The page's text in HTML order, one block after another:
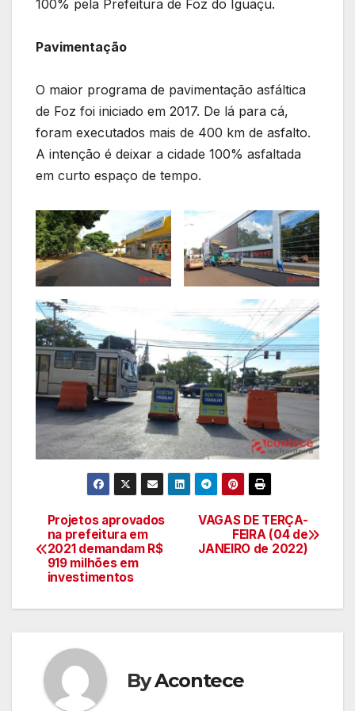
100% pela Prefeitura de Foz do Iguaçu.
Pavimentação
O maior programa de pavimentação asfáltica
de Foz foi iniciado em 2017. De lá para cá,
foram executados mais de 400 km de asfalto.
A intenção é deixar a cidade 100% asfaltada
em curto espaço de tempo.
Navegação
de
VAGAS DE TERÇA-
FEIRA (04 de
JANEIRO de 2022)
Projetos aprovados
na prefeitura em
2021 demandam R$
919 milhões em
investimentos
ByAcontece